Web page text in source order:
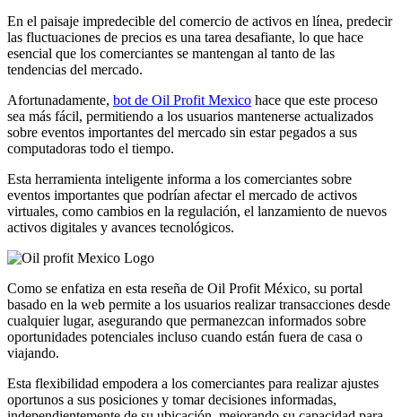
En el paisaje impredecible del comercio de activos en línea, predecir
las fluctuaciones de precios es una tarea desafiante, lo que hace
esencial que los comerciantes se mantengan al tanto de las
tendencias del mercado.
Afortunadamente, bot de Oil Profit Mexico hace que este proceso
sea más fácil, permitiendo a los usuarios mantenerse actualizados
sobre eventos importantes del mercado sin estar pegados a sus
computadoras todo el tiempo.
Esta herramienta inteligente informa a los comerciantes sobre
eventos importantes que podrían afectar el mercado de activos
virtuales, como cambios en la regulación, el lanzamiento de nuevos
activos digitales y avances tecnológicos.
Como se enfatiza en esta reseña de Oil Profit México, su portal
basado en la web permite a los usuarios realizar transacciones desde
cualquier lugar, asegurando que permanezcan informados sobre
oportunidades potenciales incluso cuando están fuera de casa o
viajando.
Esta flexibilidad empodera a los comerciantes para realizar ajustes
oportunos a sus posiciones y tomar decisiones informadas,